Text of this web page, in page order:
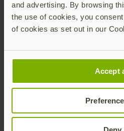
and advertising. By browsing
the use of cookies, you
of cookies as set out in our
Accept
E-Mail Adresse